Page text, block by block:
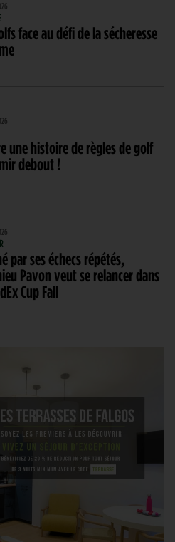
face au défi de la sécheresse
une histoire de règles de golf
debout !
par ses échecs répétés,
Pavon veut se relancer dans
Cup Fall